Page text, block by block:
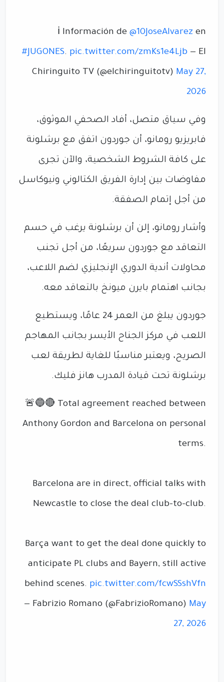
ℹ️ Información de @10JoseAlvarez en
#JUGONES. pic.twitter.com/zmKs1e4Ljb — El
Chiringuito TV (@elchiringuitotv) May 27,
2026
وفي سياق متصل، أفاد الصحفي الموثوق،
فابريزيو رومانو، أن جوردون اتفق مع برشلونة
على كافة الشروط الشخصية، والآن تجرى
مفاوضات بين إدارة الفريق الكتالوني ونيوكاسل
من أجل إتمام الصفقة.
وأشار رومانو، إلن أن برشلونة يرغب في حسم
التعاقد مع جوردون سريعًا، من أجل تجنب
محاولات أندية الدوري الإنجليزي لضم اللاعب،
بجانب اهتمام بايرن ميونخ بالتعاقد معه.
جوردون يبلغ من العمر 24 عامًا، ويستطيع
اللعب في مركز الجناح الأيسر بجانب المهاجم
الصريح، ويعتبر مناسبًا للغاية لطريقة لعب
برشلونة تحت قيادة المدرب هانز فليك.
🚨🔵🔴 Total agreement reached between
Anthony Gordon and Barcelona on personal
terms.
Barcelona are in direct, official talks with
Newcastle to close the deal club-to-club.
Barça want to get the deal done quickly to
anticipate PL clubs and Bayern, still active
behind scenes. pic.twitter.com/fcwSSshVfn
— Fabrizio Romano (@FabrizioRomano) May
27, 2026